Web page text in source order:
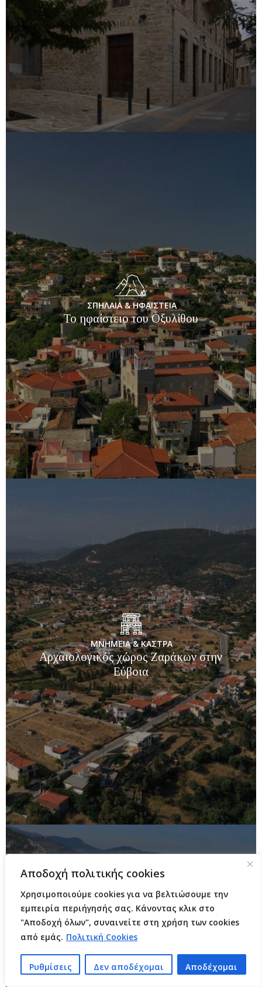
Αποδοχή πολιτικής cookies
Χρησιμοποιούμε cookies για να βελτιώσουμε την
εμπειρία περιήγησής σας. Κάνοντας κλικ στο
"Αποδοχή όλων", συναινείτε στη χρήση των cookies
από εμάς. Πολιτική Cookies
Ρυθμίσεις Δεν αποδέχομαι Αποδέχομαι
ΣΠΗΛΑΙΑ & ΗΦΑΙΣΤΕΙΑ
Το ηφαίστειο του Οξυλίθου
ΜΝΗΜΕΙΑ & ΚΑΣΤΡΑ
Αρχαιολογικός χώρος Ζαράκων στην
Εύβοια